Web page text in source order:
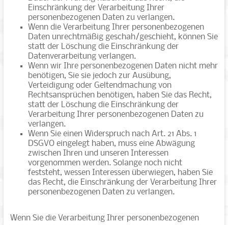
Einschränkung der Verarbeitung Ihrer
personenbezogenen Daten zu verlangen.
Wenn die Verarbeitung Ihrer personenbezogenen
Daten unrechtmäßig geschah/geschieht, können Sie
statt der Löschung die Einschränkung der
Datenverarbeitung verlangen.
Wenn wir Ihre personenbezogenen Daten nicht mehr
benötigen, Sie sie jedoch zur Ausübung,
Verteidigung oder Geltendmachung von
Rechtsansprüchen benötigen, haben Sie das Recht,
statt der Löschung die Einschränkung der
Verarbeitung Ihrer personenbezogenen Daten zu
verlangen.
Wenn Sie einen Widerspruch nach Art. 21 Abs. 1
DSGVO eingelegt haben, muss eine Abwägung
zwischen Ihren und unseren Interessen
vorgenommen werden. Solange noch nicht
feststeht, wessen Interessen überwiegen, haben Sie
das Recht, die Einschränkung der Verarbeitung Ihrer
personenbezogenen Daten zu verlangen.
Wenn Sie die Verarbeitung Ihrer personenbezogenen